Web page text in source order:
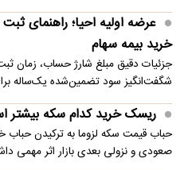
عرضه اولیه احیا؛ راهنمای
خرید بیمه سهام
جزئیات دقیق مبلغ شارژ حساب، زمان
شگفت‌انگیز سود تضمین‌شده یک‌ساله
ریسک خرید کدام سکه بیشتر
حباب قیمت سکه لزوما به ترکیدن حباب
صعودی و نزولی بعدی بازار اثر مهمی